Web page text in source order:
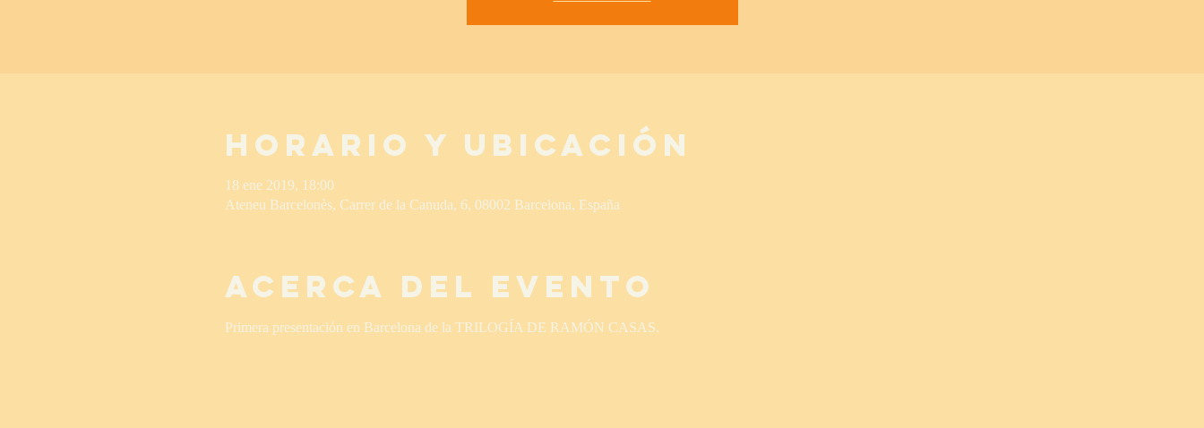
Horario y ubicación
18 ene 2019, 18:00
Ateneu Barcelonès, Carrer de la Canuda, 6, 08002 Barcelona, España
Acerca del evento
Primera presentación en Barcelona de la TRILOGÍA DE RAMÓN CASAS.